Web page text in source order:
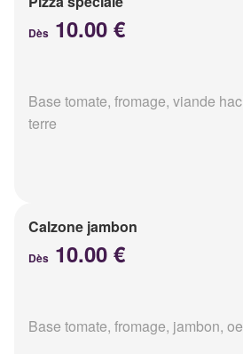
Dès 10.00 €
Base tomate, fromage, viande
terre
Calzone jambon
Dès 10.00 €
Base tomate, fromage, jambon,